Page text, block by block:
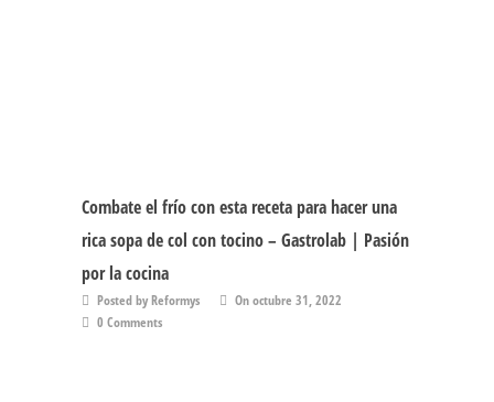
Combate el frío con esta receta para hacer una
rica sopa de col con tocino – Gastrolab | Pasión
por la cocina
Posted by Reformys
On octubre 31, 2022
0 Comments